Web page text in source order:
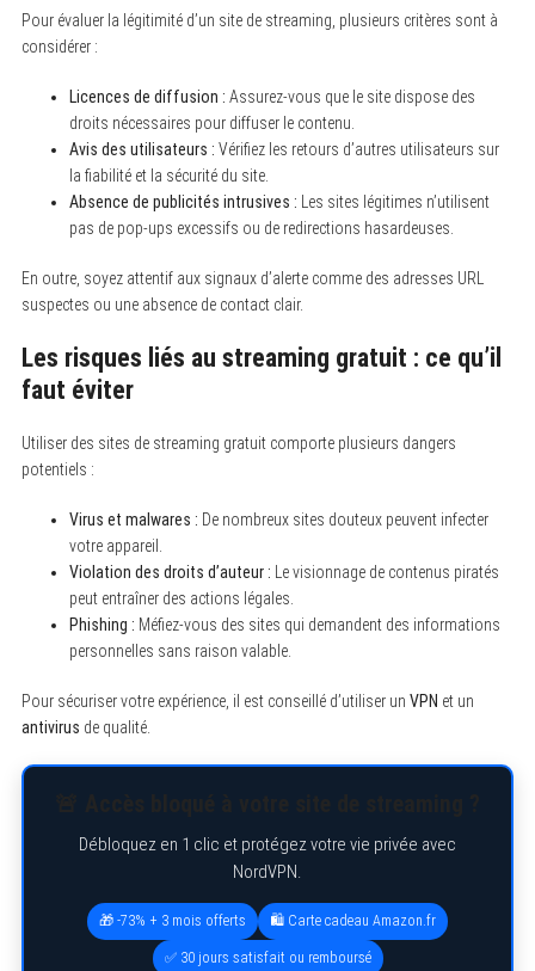
Pour évaluer la légitimité d’un site de streaming, plusieurs critères sont à
considérer :
Licences de diffusion : Assurez-vous que le site dispose des
droits nécessaires pour diffuser le contenu.
Avis des utilisateurs : Vérifiez les retours d’autres utilisateurs sur
la fiabilité et la sécurité du site.
Absence de publicités intrusives : Les sites légitimes n’utilisent
pas de pop-ups excessifs ou de redirections hasardeuses.
En outre, soyez attentif aux signaux d’alerte comme des adresses URL
suspectes ou une absence de contact clair.
Les risques liés au streaming gratuit : ce qu’il
faut éviter
Utiliser des sites de streaming gratuit comporte plusieurs dangers
potentiels :
Virus et malwares : De nombreux sites douteux peuvent infecter
votre appareil.
Violation des droits d’auteur : Le visionnage de contenus piratés
peut entraîner des actions légales.
Phishing : Méfiez-vous des sites qui demandent des informations
personnelles sans raison valable.
Pour sécuriser votre expérience, il est conseillé d’utiliser un VPN et un
antivirus de qualité.
Débloquez en 1 clic et protégez votre vie privée avec
NordVPN.
🎁 -73% + 3 mois offerts 🛍️ Carte cadeau Amazon.fr
✅ 30 jours satisfait ou remboursé
e
a